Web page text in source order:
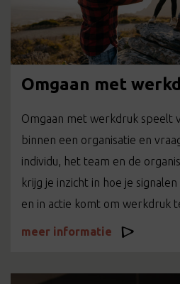
Omgaan met
Omgaan met werkdruk speelt
binnen een organisatie en
individu, het team en de
krijg je inzicht in hoe je
en in actie komt om werkdruk
meer informatie